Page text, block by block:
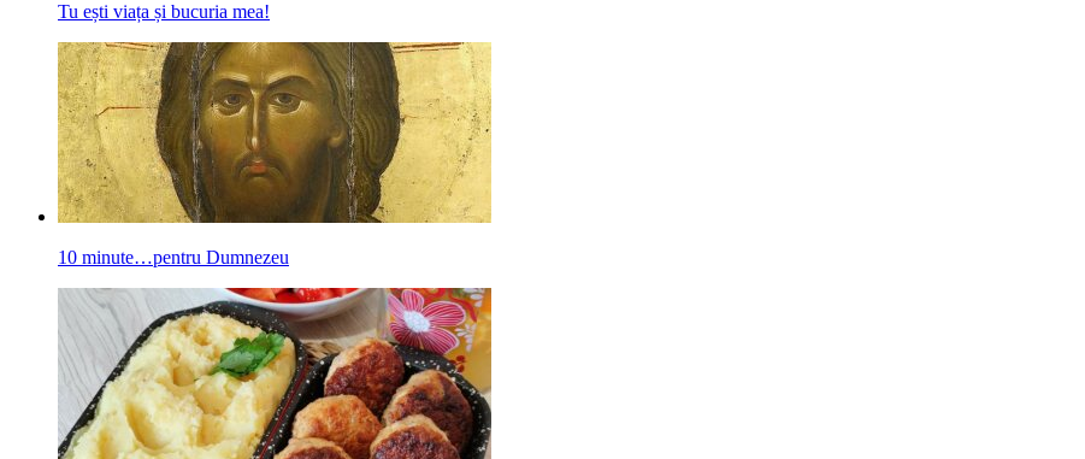
Tu ești viața și bucuria mea!
10 minute…pentru Dumnezeu